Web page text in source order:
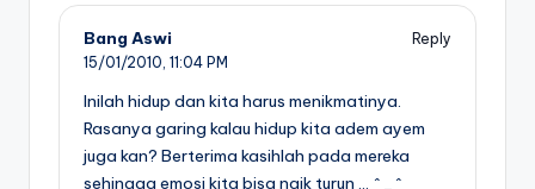
Bang Aswi
Reply
15/01/2010, 11:04 PM
Inilah hidup dan kita harus menikmatinya.
Rasanya garing kalau hidup kita adem ayem
juga kan? Berterima kasihlah pada mereka
sehingga emosi kita bisa naik turun … ^_^